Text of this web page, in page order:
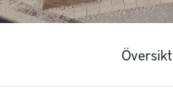
Översikt